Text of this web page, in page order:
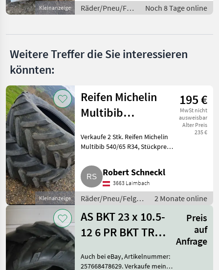
Kleinanzeige
Räder/Pneu/Felgen
/
Noch 8 Tage online
Weitere Treffer die Sie interessieren
könnten:
Kleinanzeige
Reifen Michelin
Multibib
195 €
MwSt nicht
ausweisbar
Alter Preis
235 €
Verkaufe 2 Stk. Reifen Michelin
Multibib 540/65 R34, Stückpreis.
gefahren, waren immer dicht.
Verkauf wegen Neubereifung.
Räder/Pneu/Felgen
Robert Schneckl
3663 Laimbach
Räder/Pneu/Felgen
2 Monate online
AS BKT 23 x 10.5-
12 6 PR BKT TR-
Traktorbereifung
Preis
auf
Anfrage
Auch bei eBay, Artikelnummer:
257668478629. Verkaufe meine